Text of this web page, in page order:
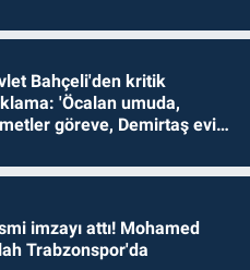
Bahçeli'den kritik
'Öcalan umuda,
göreve, Demirtaş evine
imzayı attı! Mohamed
Trabzonspor'da